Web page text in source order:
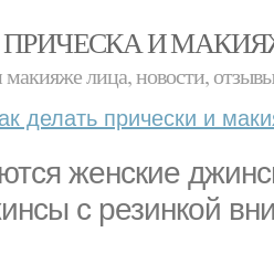
ПРИЧЕСКА И
лица, новости,
делать прически и
женские
с резинкой